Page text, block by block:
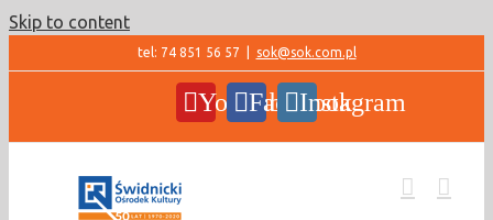
Skip to content
tel: 74 851 56 57 sok@sok.com.pl
YouTubeFacebookInstagram